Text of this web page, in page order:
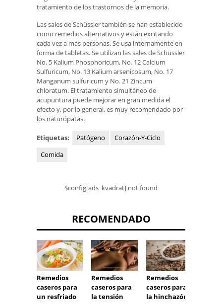
tratamiento de los trastornos de la memoria.
Las sales de Schüssler también se han establecido
como remedios alternativos y están excitando
cada vez a más personas. Se usa internamente en
forma de tabletas. Se utilizan las sales de Schüssler
No. 5 Kalium Phosphoricum, No. 12 Calcium
Sulfuricum, No. 13 Kalium arsenicosum, No. 17
Manganum sulfuricum y No. 21 Zincum
chloratum. El tratamiento simultáneo de
acupuntura puede mejorar en gran medida el
efecto y, por lo general, es muy recomendado por
los naturópatas.
Etiquetas: Patógeno
Corazón-Y-Ciclo
Comida
$config[ads_kvadrat] not found
RECOMENDADO
Remedios
caseros para
un resfriado
Remedios
caseros para
la tensión
Remedios
caseros para
la hinchazón